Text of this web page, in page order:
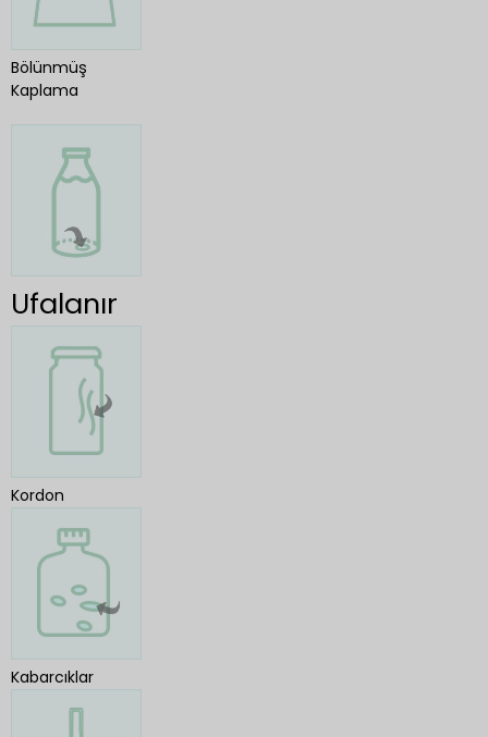
Bölünmüş
Kaplama
Ufalanır
Kordon
Kabarcıklar